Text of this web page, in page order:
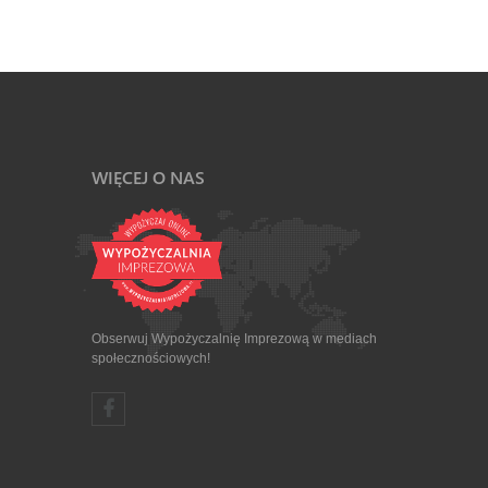
WIĘCEJ O NAS
Obserwuj Wypożyczalnię Imprezową w mediach
społecznościowych!